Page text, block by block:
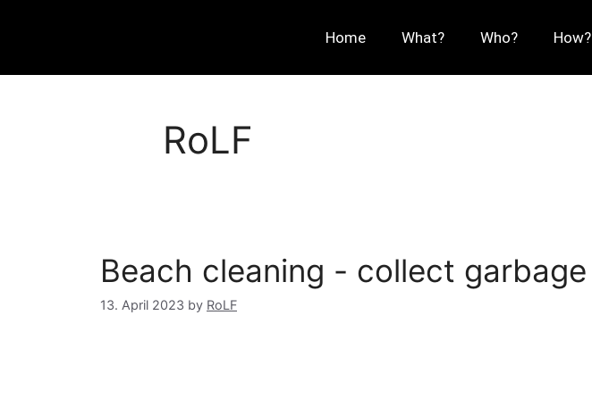
Home What? Who? How?
RoLF
Beach cleaning - collect garbage
13. April 2023 by RoLF